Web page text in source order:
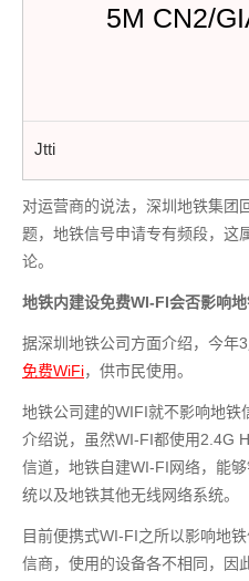
5M CN2/
Jtti
对运营商的说法，深圳地铁集团
题，地铁信号申请专有频段，这
论。
地铁内建设免费WI-FI会否影响
据深圳地铁公司方面介绍，今年
免费WiFi，供市民使用。
地铁公司建的WIFI就不影响地铁
介绍说，虽然WI-FI都使用2.4G
信道，地铁自建WI-FI网络，能
统以及地铁其他无线网络系统。
目前便携式WI-FI之所以影响地
信商，使用的设备各不相同，因